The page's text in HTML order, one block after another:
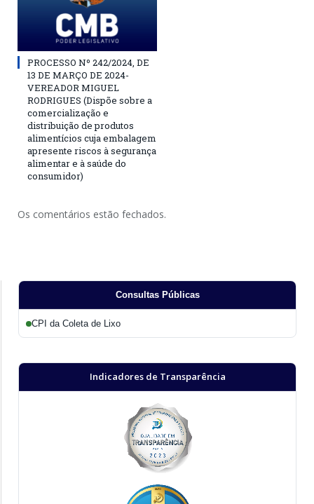
PROCESSO Nº 242/2024, DE
13 DE MARÇO DE 2024-
VEREADOR MIGUEL
RODRIGUES (Dispõe sobre a
comercialização e
distribuição de produtos
alimentícios cuja embalagem
apresente riscos à segurança
alimentar e à saúde do
consumidor)
Os comentários estão fechados.
Consultas Públicas
CPI da Coleta de Lixo
Indicadores de Transparência